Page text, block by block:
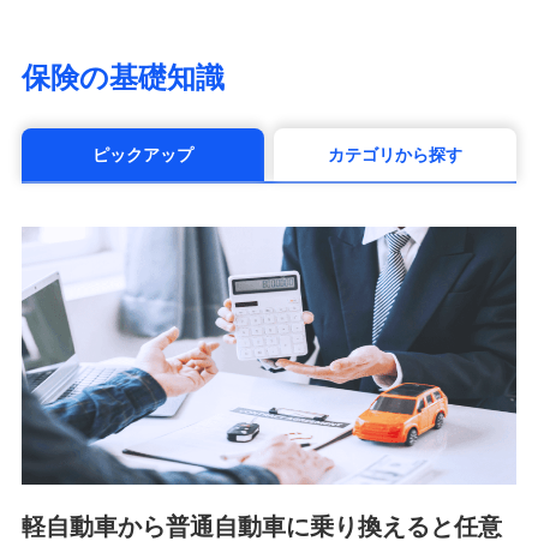
マニュライフ生命保険株式会社
（https://www.manulife.co.jp/）
（https://www.msa-life.co.jp/）
メットライフ生命株式会社(https://www.metlife.co.jp/)
■少額短期保険
株式会社アシロ少額短期保険 (https://kailash.co.jp/)
SBIいきいき少額短期保険会社 (https://www.i-
sedai.com/)
SBIペット少額短期保険株式会社 (https://www.sbipet-
ssi.co.jp/)
SBIリスタ少額短期保険会社
(https://www.jishin.co.jp/)
スマートプラス少額短期保険株式会社
チューリッヒ少額短期保険株式会社
保険の基礎知識
ピックアップ カテゴリから探す
軽自動車から普通自動車に乗り換えると任意